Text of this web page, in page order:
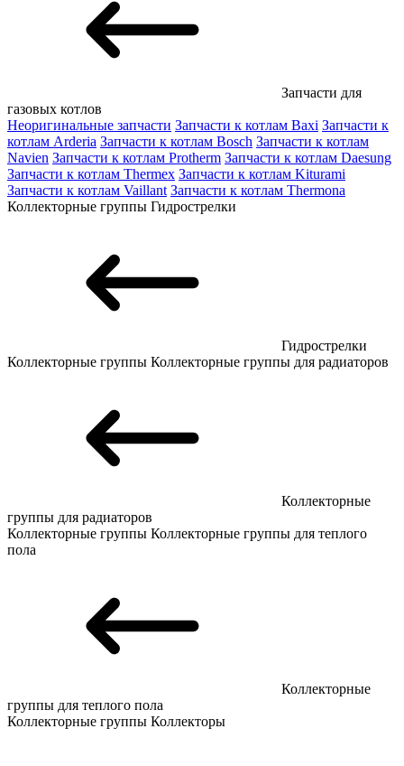
Запчасти для
газовых котлов
Неоригинальные запчасти Запчасти к котлам Baxi Запчасти к
котлам Arderia Запчасти к котлам Bosch Запчасти к котлам
Navien Запчасти к котлам Protherm Запчасти к котлам Daesung
Запчасти к котлам Thermex Запчасти к котлам Kiturami
Запчасти к котлам Vaillant Запчасти к котлам Thermona
Коллекторные группы Гидрострелки
Гидрострелки
Коллекторные группы Коллекторные группы для радиаторов
Коллекторные
группы для радиаторов
Коллекторные группы Коллекторные группы для теплого
пола
Коллекторные
группы для теплого пола
Коллекторные группы Коллекторы